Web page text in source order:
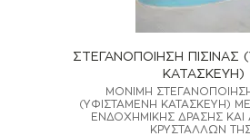
ΣΤΕΓΑΝΟΠΟΙΗΣΗ ΠΙΣΙΝΑΣ
ΚΑΤΑΣΚΕΥΗ)
ΜΟΝΙΜΗ
(ΥΦΙΣΤΑΜΕΝΗ ΚΑΤΑΣΚΕΥΗ)
ΕΝΔΟΧΗΜΙΚΗΣ ΔΡΑΣΗΣ ΚΑΙ
ΚΡΥΣΤΑΛΛΩΝ